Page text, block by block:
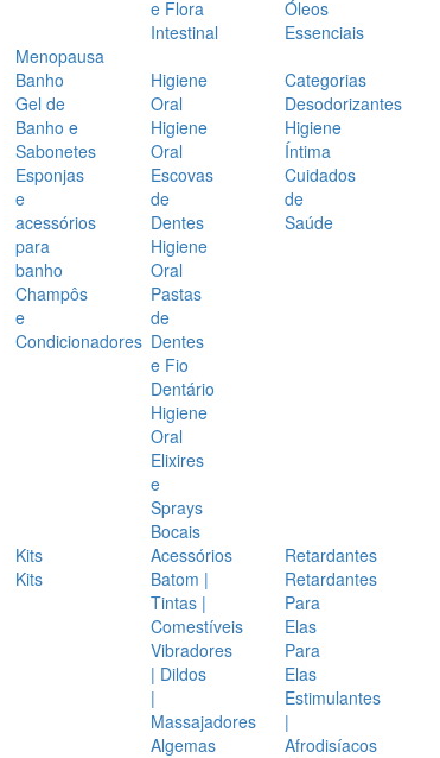
e Flora
Intestinal
Óleos
Essenciais
Menopausa
Banho
Gel de
Banho e
Sabonetes
Esponjas
e
acessórios
para
banho
Champôs
e
Condicionadores
Higiene
Oral
Higiene
Oral
Escovas
de
Dentes
Higiene
Oral
Pastas
de
Dentes
e Fio
Dentário
Higiene
Oral
Elixires
e
Sprays
Bocais
Categorias
Desodorizantes
Higiene
Íntima
Cuidados
de
Saúde
Kits
Kits
Acessórios
Batom |
Tintas |
Comestíveis
Vibradores
| Dildos
|
Massajadores
Algemas
Retardantes
Retardantes
Para
Elas
Para
Elas
Estimulantes
|
Afrodisíacos